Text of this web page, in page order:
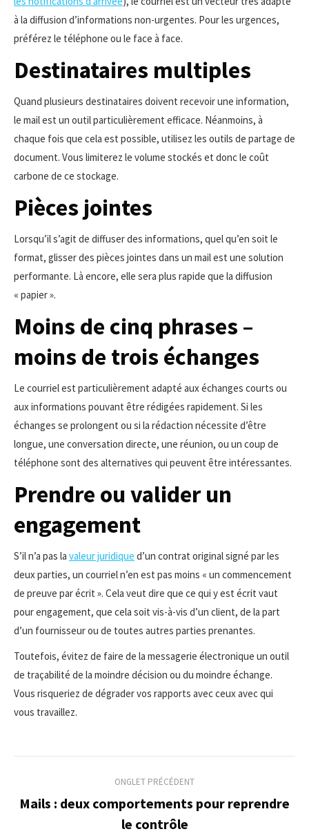
à la diffusion d’informations non-urgentes. Pour les urgences,
préférez le téléphone ou le face à face.
Destinataires multiples
Quand plusieurs destinataires doivent recevoir une information,
le mail est un outil particulièrement efficace. Néanmoins, à
chaque fois que cela est possible, utilisez les outils de partage de
document. Vous limiterez le volume stockés et donc le coût
carbone de ce stockage.
Pièces jointes
Lorsqu’il s’agit de diffuser des informations, quel qu’en soit le
format, glisser des pièces jointes dans un mail est une solution
performante. Là encore, elle sera plus rapide que la diffusion
« papier ».
Moins de cinq phrases –
moins de trois échanges
Le courriel est particulièrement adapté aux échanges courts ou
aux informations pouvant être rédigées rapidement. Si les
échanges se prolongent ou si la rédaction nécessite d’être
longue, une conversation directe, une réunion, ou un coup de
téléphone sont des alternatives qui peuvent être intéressantes.
Prendre ou valider un
engagement
S’il n’a pas la valeur juridique d’un contrat original signé par les
deux parties, un courriel n’en est pas moins « un commencement
de preuve par écrit ». Cela veut dire que ce qui y est écrit vaut
pour engagement, que cela soit vis-à-vis d’un client, de la part
d’un fournisseur ou de toutes autres parties prenantes.
Toutefois, évitez de faire de la messagerie électronique un outil
de traçabilité de la moindre décision ou du moindre échange.
Vous risqueriez de dégrader vos rapports avec ceux avec qui
vous travaillez.
de
ONGLET PRÉCÉDENT
Onglet
précédent
Mails : deux comportements pour reprendre
le contrôle